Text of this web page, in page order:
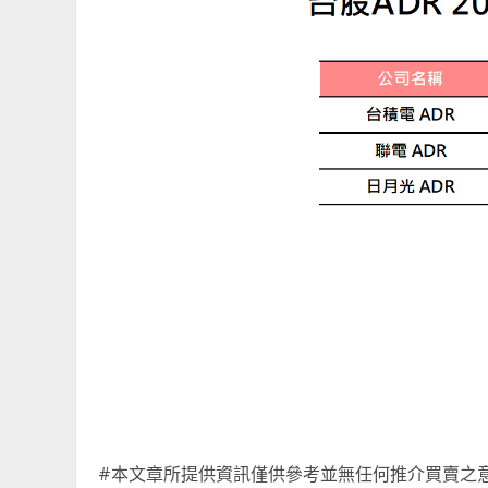
#本文章所提供資訊僅供參考並無任何推介買賣之